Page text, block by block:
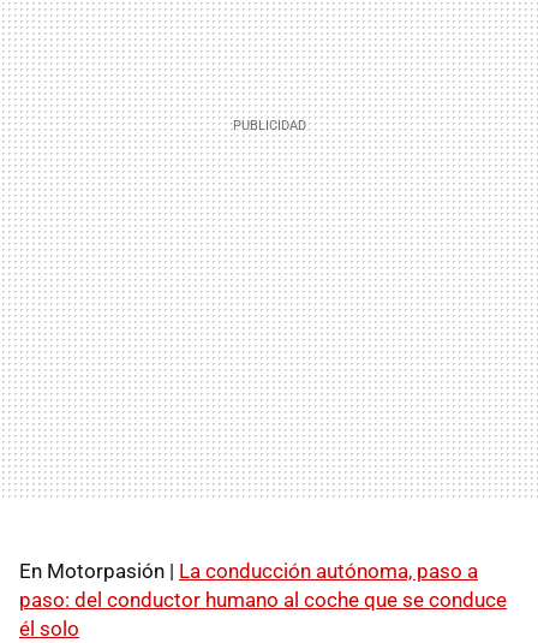
En Motorpasión | La conducción autónoma, paso a
paso: del conductor humano al coche que se conduce
él solo